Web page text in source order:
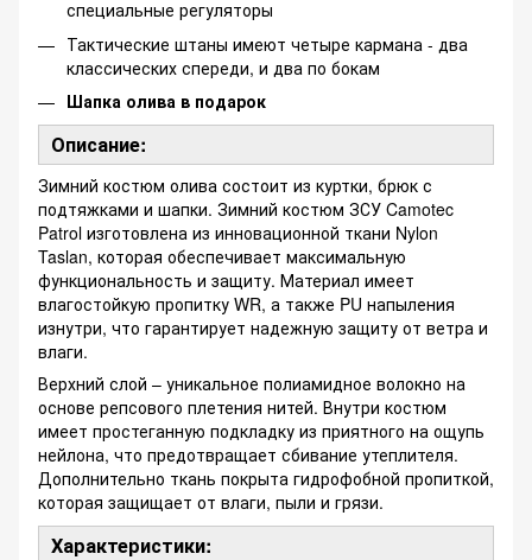
специальные регуляторы
Тактические штаны имеют четыре кармана - два
классических спереди, и два по бокам
Шапка олива в подарок
Описание:
Зимний костюм олива состоит из куртки, брюк с
подтяжками и шапки. Зимний костюм ЗСУ Camotec
Patrol изготовлена ​​из инновационной ткани Nylon
Taslan, которая обеспечивает максимальную
функциональность и защиту. Материал имеет
влагостойкую пропитку WR, а также PU напыления
изнутри, что гарантирует надежную защиту от ветра и
влаги.
Верхний слой – уникальное полиамидное волокно на
основе репсового плетения нитей. Внутри костюм
имеет простеганную подкладку из приятного на ощупь
нейлона, что предотвращает сбивание утеплителя.
Дополнительно ткань покрыта гидрофобной пропиткой,
которая защищает от влаги, пыли и грязи.
Характеристики: